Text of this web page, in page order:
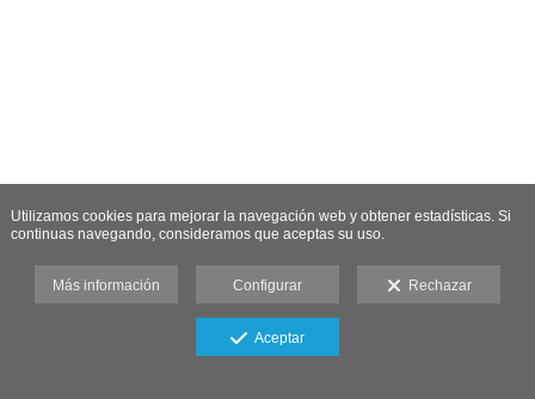
Utilizamos cookies para mejorar la navegación web y obtener estadísticas. Si
continuas navegando, consideramos que aceptas su uso.
Más información Configurar Rechazar
Aceptar